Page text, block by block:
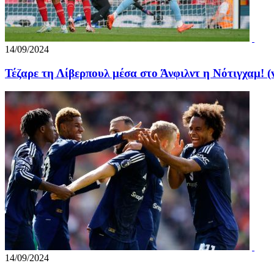
14/09/2024
Τέζαρε τη Λίβερπουλ μέσα στο Άνφιλντ η Νότιγχαμ!
14/09/2024